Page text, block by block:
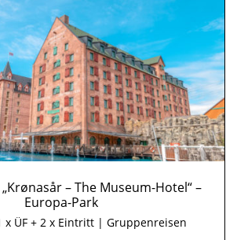
– The Museum-Hotel“ –
Europa-Park
x ÜF + 2 x Eintritt | Gruppenreisen